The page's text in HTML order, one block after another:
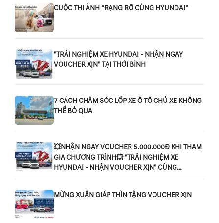
CUỘC THI ẢNH “RẠNG RỠ CÙNG HYUNDAI”
"TRẢI NGHIỆM XE HYUNDAI - NHẬN NGAY
VOUCHER XỊN" TẠI THỚI BÌNH
7 CÁCH CHĂM SÓC LỐP XE Ô TÔ CHỦ XE KHÔNG
THỂ BỎ QUA
💥NHẬN NGAY VOUCHER 5.000.000Đ KHI THAM
GIA CHƯƠNG TRÌNH💥 "TRẢI NGHIỆM XE
HYUNDAI - NHẬN VOUCHER XỊN" CÙNG
MỪNG XUÂN GIÁP THÌN TẶNG VOUCHER XỊN